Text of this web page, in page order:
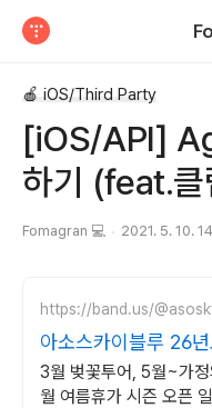
🍎 iOS/Third Party
[iOS/API]
하기 (feat.클
Fomagran 💻 2021. 5. 10.
https://band.us/
아소스카이블루 26
3월 벚꽃투어, 5월~가
월 여름휴가 시즌 오픈